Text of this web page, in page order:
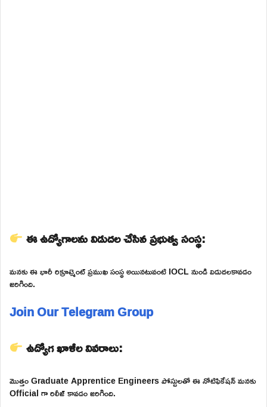
ఈ ఉద్యోగాలను విడుదల చేసిన ప్రభుత్వ సంస్థ:
మనకు ఈ భారీ రిక్రూట్మెంట్ ప్రముఖ సంస్థ అయినటువంటి IOCL నుండి విడుదలకావడం
జరిగింది.
Join Our Telegram Group
ఉద్యోగ ఖాళీల వివరాలు:
మొత్తం Graduate Apprentice Engineers పోస్టులతో ఈ నోటిఫికేషన్ మనకు
Official గా రిలీజ్ కావడం జరిగింది.